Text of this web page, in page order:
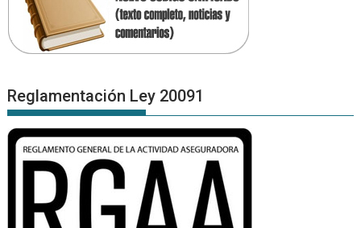
Reglamentación Ley 20091